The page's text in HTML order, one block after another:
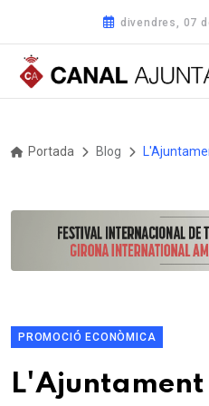
divendres, 07
Portada Blog
PROMOCIÓ ECONÒMICA
L'Ajuntament